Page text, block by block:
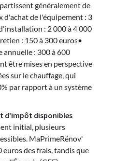
généralement de
d'achat de l'équipement : 3
: 2 000 à 4 000
: 150 à 300 euros•
: 300 à 600
être mises en perspective
sur le chauffage, qui
par rapport à un système
d'impôt disponibles
initial, plusieurs
MaPrimeRénov'
des frais, tandis que